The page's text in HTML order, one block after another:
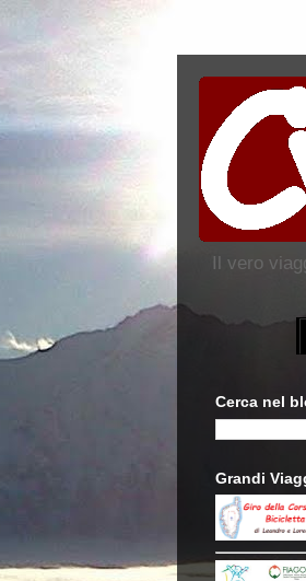
Il vero
Cerca nel
Grandi